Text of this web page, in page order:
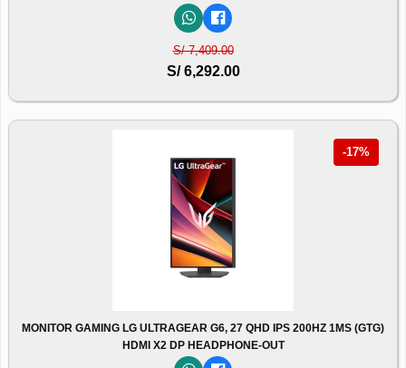
S/ 7,409.00
S/ 6,292.00
-17%
MONITOR GAMING LG ULTRAGEAR G6, 27 QHD IPS 200HZ 1MS (GTG)
HDMI X2 DP HEADPHONE-OUT